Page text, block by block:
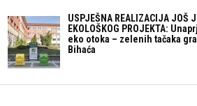
USPJEŠNA REALIZACIJA JOŠ
EKOLOŠKOG PROJEKTA:
eko otoka – zelenih tačaka
Bihaća